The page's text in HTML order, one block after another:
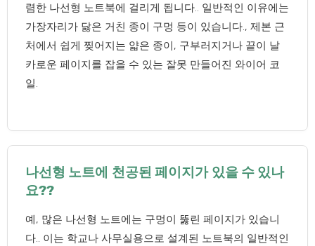
렴한 나선형 노트북에 걸리게 됩니다.. 일반적인 이유에는
가장자리가 닳은 거친 종이 구멍 등이 있습니다., 제본 근
처에서 쉽게 찢어지는 얇은 종이, 구부러지거나 끝이 날
카로운 페이지를 잡을 수 있는 잘못 만들어진 와이어 코
일.
나선형 노트에 천공된 페이지가 있을 수 있나
요??
예, 많은 나선형 노트에는 구멍이 뚫린 페이지가 있습니
다.. 이는 학교나 사무실용으로 설계된 노트북의 일반적인